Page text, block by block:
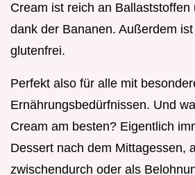
Cream ist reich an Ballaststoffen
dank der Bananen. Außerdem
glutenfrei.
Perfekt also für alle mit
Ernährungsbedürfnissen. Und
Cream am besten? Eigentlich
Dessert nach dem Mittagessen,
zwischendurch oder als